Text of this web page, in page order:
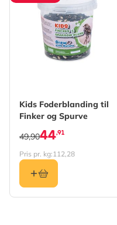
Kids Foderblanding til
Finker og Spurve
44,91
49,90
Pris pr. kg:112,28